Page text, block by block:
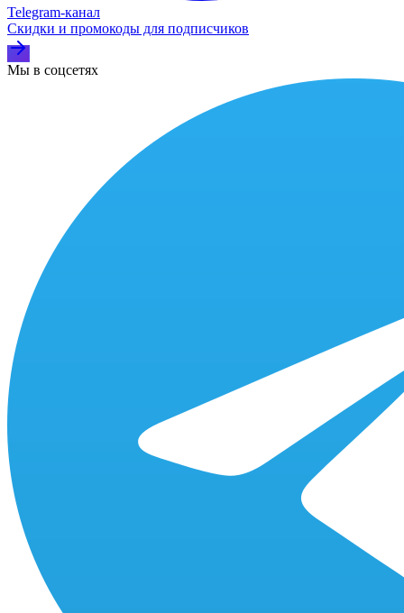
Telegram‑канал
Скидки и промокоды для подписчиков
Мы в соцсетях